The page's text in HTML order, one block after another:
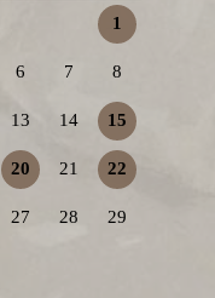
1
6 7 8
13 14 15
20 21 22
27 28 29